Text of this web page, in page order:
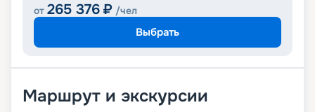
от 265 376 ₽ /чел
Выбрать
Маршрут и экскурсии